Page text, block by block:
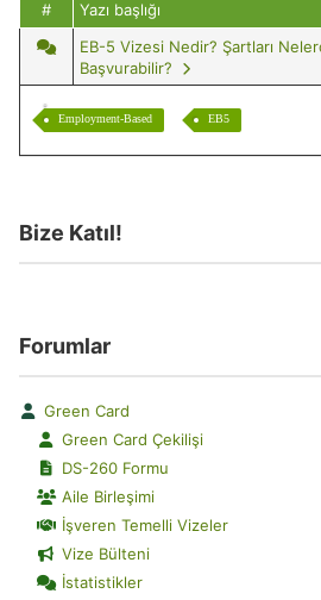
#
Yazı başlığı
EB-5 Vizesi Nedir? Şartları
Başvurabilir?
Employment-Based EB5
Bize Katıl!
Forumlar
Green Card
Green Card Çekilişi
DS-260 Formu
Aile Birleşimi
İşveren Temelli Vizeler
Vize Bülteni
İstatistikler